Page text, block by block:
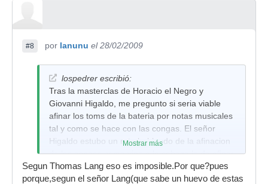
#8 por lanunu el 28/02/2009
lospedrer escribió:
Tras la masterclas de Horacio el Negro y
Giovanni Higaldo, me pregunto si seria viable
afinar los toms de la bateria por notas musicales
tal y como se hace con las congas. El señor
Higaldo estubo un rato hablando de la afinacion
de las congas, y me vino a la cabeza lo de afinar
la bateria pornotas.
Mostrar más
Segun Thomas Lang eso es imposible.Por que?pues
porque,segun el señor Lang(que sabe un huevo de estas